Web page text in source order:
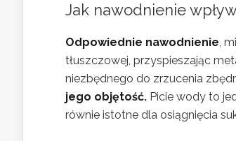
Jak nawodnienie
Odpowiednie nawodnienie,
tłuszczowej, przyspieszając
niezbędnego do zrzucenia
jego objętość. Picie wody to
równie istotne dla osiągnięcia